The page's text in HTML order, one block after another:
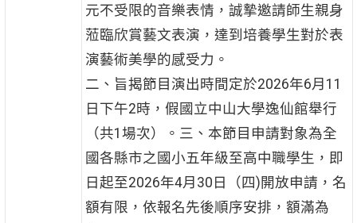
元不受限的音樂表情，誠摯邀請師生親身
蒞臨欣賞藝文表演，達到培養學生對於表
演藝術美學的感受力。
二、旨揭節目演出時間定於2026年6月11
日下午2時，假國立中山大學逸仙館舉行
（共1場次）。三、本節目申請對象為全
國各縣市之國小五年級至高中職學生，即
日起至2026年4月30日（四)開放申請，名
額有限，依報名先後順序安排，額滿為